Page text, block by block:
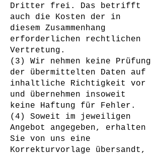
Dritter frei. Das betrifft
auch die Kosten der in
diesem Zusammenhang
erforderlichen rechtlichen
Vertretung.
(3) Wir nehmen keine Prüfung
der übermittelten Daten auf
inhaltliche Richtigkeit vor
und übernehmen insoweit
keine Haftung für Fehler.
(4) Soweit im jeweiligen
Angebot angegeben, erhalten
Sie von uns eine
Korrekturvorlage übersandt,